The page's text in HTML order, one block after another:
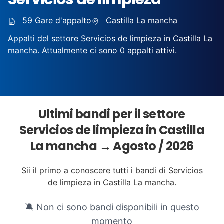
59 Gare d'appalto
Castilla La mancha
Appalti del settore Servicios de limpieza in Castilla La
mancha. Attualmente ci sono 0 appalti attivi.
Ultimi bandi per il settore
Servicios de limpieza in Castilla
La mancha → Agosto / 2026
Sii il primo a conoscere tutti i bandi di Servicios
de limpieza in Castilla La mancha.
🔕 Non ci sono bandi disponibili in questo
momento